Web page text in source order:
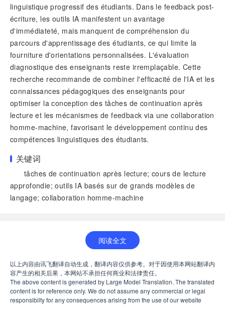
linguistique progressif des étudiants. Dans le feedback post-
écriture, les outils IA manifestent un avantage
d'immédiateté, mais manquent de compréhension du
parcours d'apprentissage des étudiants, ce qui limite la
fourniture d'orientations personnalisées. L'évaluation
diagnostique des enseignants reste irremplaçable. Cette
recherche recommande de combiner l'efficacité de l'IA et les
connaissances pédagogiques des enseignants pour
optimiser la conception des tâches de continuation après
lecture et les mécanismes de feedback via une collaboration
homme-machine, favorisant le développement continu des
compétences linguistiques des étudiants.
关键词
tâches de continuation après lecture; cours de lecture
approfondie; outils IA basés sur de grands modèles de
langage; collaboration homme-machine
阅读全文
以上内容由讯飞翻译自动生成，翻译内容仅供参考。对于因使用本网站翻译内
容产生的相关后果，本网站不承担任何商业和法律责任。
The above content is generated by Large Model Translation. The translated
content is for reference only. We do not assume any commercial or legal
responsibilty for any consequences arising from the use of our website